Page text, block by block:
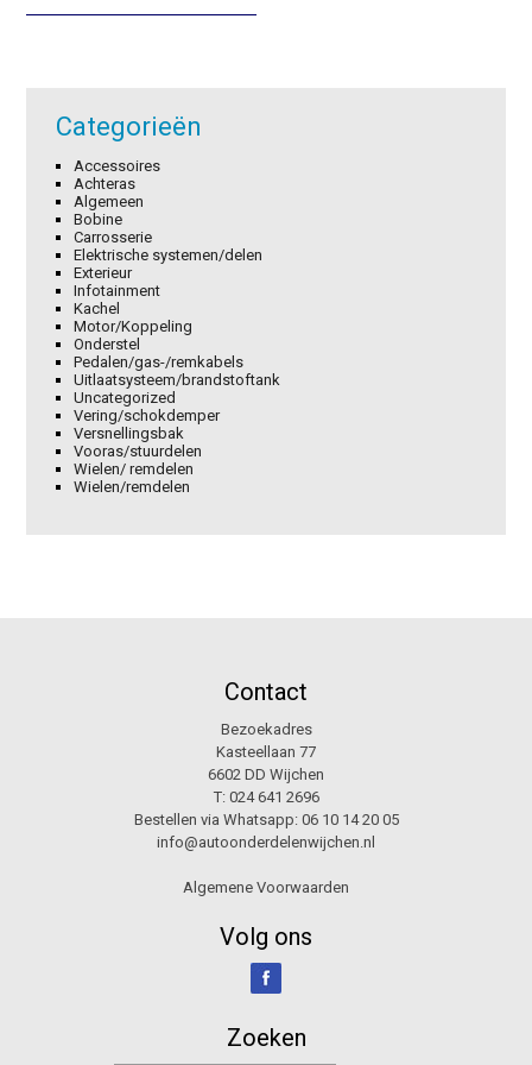
€18,99. €13,29.
Categorieën
Accessoires
Achteras
Algemeen
Bobine
Carrosserie
Elektrische systemen/delen
Exterieur
Infotainment
Kachel
Motor/Koppeling
Onderstel
Pedalen/gas-/remkabels
Uitlaatsysteem/brandstoftank
Uncategorized
Vering/schokdemper
Versnellingsbak
Vooras/stuurdelen
Wielen/ remdelen
Wielen/remdelen
Contact
Bezoekadres
Kasteellaan 77
6602 DD Wijchen
T: 024 641 2696
Bestellen via Whatsapp: 06 10 14 20 05
info@autoonderdelenwijchen.nl
Algemene Voorwaarden
Volg ons
Zoeken